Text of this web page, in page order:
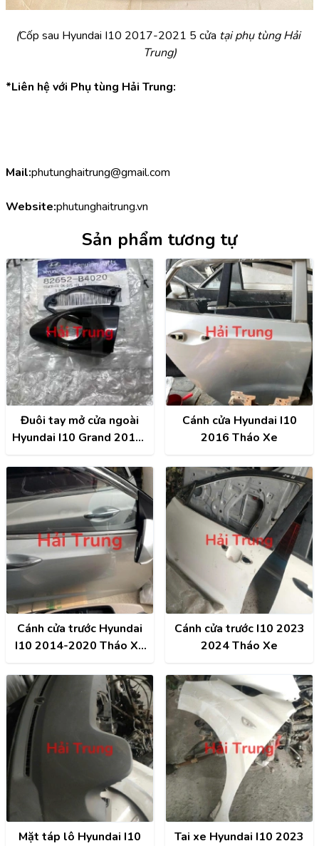
(Cốp sau Hyundai I10 2017-2021 5 cửa tại phụ tùng Hải
Trung)
*Liên hệ với Phụ tùng Hải Trung:
Mail:phutunghaitrung@gmail.com
Website:phutunghaitrung.vn
Sản phẩm tương tự
Đuôi tay mở cửa ngoài
Hyundai I10 Grand 2014-
82652B4020
Cánh cửa Hyundai I10
2016 Tháo Xe
Cánh cửa trước Hyundai
I10 2014-2020 Tháo Xe
Cánh cửa trước I10 2023
2024 Tháo Xe
Mặt táp lô Hyundai I10 Tai xe Hyundai I10 2023